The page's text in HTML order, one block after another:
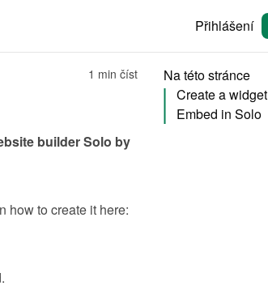
Přihlášení
1 min číst
builder Solo by
Na této stránce
Create a widget
Embed in Solo